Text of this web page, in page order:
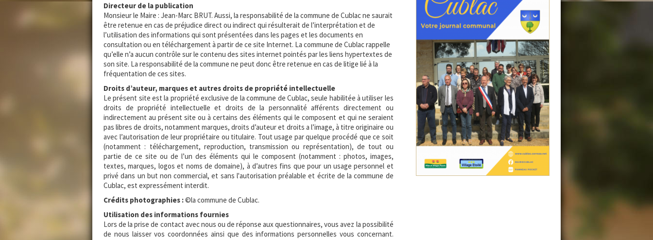
Directeur de la publication
Monsieur le Maire : Jean-Marc BRUT. Aussi, la responsabilité de la commune de Cublac ne saurait
être retenue en cas de préjudice direct ou indirect qui résulterait de l’interprétation et de
l’utilisation des informations qui sont présentées dans les pages et les documents en
consultation ou en téléchargement à partir de ce site Internet. La commune de Cublac rappelle
qu’elle n’a aucun contrôle sur le contenu des sites internet pointés par les liens hypertextes de
son site. La responsabilité de la commune ne peut donc être retenue en cas de litige lié à la
fréquentation de ces sites.
Droits d’auteur, marques et autres droits de propriété intellectuelle
Le présent site est la propriété exclusive de la commune de Cublac, seule habilitée à utiliser les
droits de propriété intellectuelle et droits de la personnalité afférents directement ou
indirectement au présent site ou à certains des éléments qui le composent et qui ne seraient
pas libres de droits, notamment marques, droits d’auteur et droits a l’image, à titre originaire ou
avec l’autorisation de leur propriétaire ou titulaire. Tout usage par quelque procédé que ce soit
(notamment : téléchargement, reproduction, transmission ou représentation), de tout ou
partie de ce site ou de l’un des éléments qui le composent (notamment : photos, images,
textes, marques, logos et noms de domaine), à d’autres fins que pour un usage personnel et
privé dans un but non commercial, et sans l'autorisation préalable et écrite de la commune de
Cublac, est expressément interdit.
Crédits photographies :©la commune de Cublac.
Utilisation des informations fournies
Lors de la prise de contact avec nous ou de réponse aux questionnaires, vous avez la possibilité
de nous laisser vos coordonnées ainsi que des informations personnelles vous concernant.